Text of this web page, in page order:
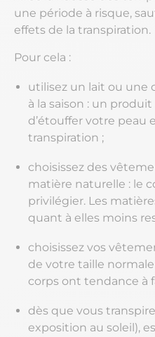
une période à risque,
effets de la transpiration.
Pour cela :
utilisez un lait ou une
à la saison : un
d’étouffer votre peau
transpiration ;
choisissez des
matière naturelle : le
privilégier. Les
quant à elles moins
choisissez vos
de votre taille
corps ont tendance à
dès que vous
exposition au soleil),